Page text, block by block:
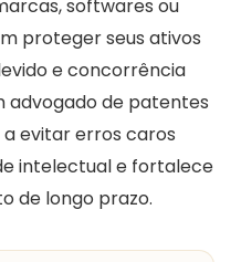
softwares ou
proteger seus ativos
e concorrência
advogado de patentes
evitar erros caros
intelectual e fortalece
de longo prazo.